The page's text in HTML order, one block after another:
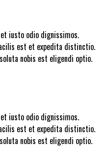
iusto odio dignissimos.
est et expedita distinctio.
nobis est eligendi optio.
iusto odio dignissimos.
est et expedita distinctio.
nobis est eligendi optio.